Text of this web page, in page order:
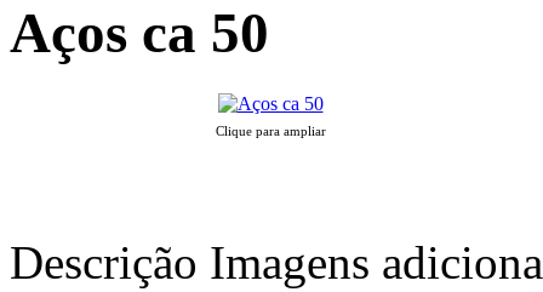
Aços ca 50
Clique para ampliar
Descrição Imagens